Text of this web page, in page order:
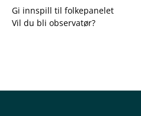
Gi innspill til folkepanelet
Vil du bli observatør?